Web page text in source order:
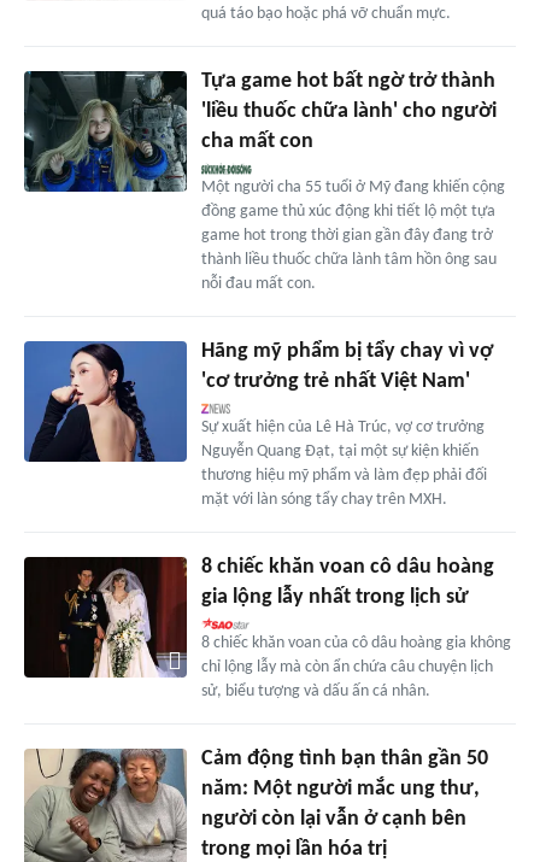
quá táo bạo hoặc phá vỡ chuẩn mực.
Tựa game hot bất ngờ trở thành
'liều thuốc chữa lành' cho người
cha mất con
Một người cha 55 tuổi ở Mỹ đang khiến cộng
đồng game thủ xúc động khi tiết lộ một tựa
game hot trong thời gian gần đây đang trở
thành liều thuốc chữa lành tâm hồn ông sau
nỗi đau mất con.
Hãng mỹ phẩm bị tẩy chay vì vợ
'cơ trưởng trẻ nhất Việt Nam'
Sự xuất hiện của Lê Hà Trúc, vợ cơ trưởng
Nguyễn Quang Đạt, tại một sự kiện khiến
thương hiệu mỹ phẩm và làm đẹp phải đối
mặt với làn sóng tẩy chay trên MXH.
8 chiếc khăn voan cô dâu hoàng
gia lộng lẫy nhất trong lịch sử
8 chiếc khăn voan của cô dâu hoàng gia không
chỉ lộng lẫy mà còn ẩn chứa câu chuyện lịch
sử, biểu tượng và dấu ấn cá nhân.
Cảm động tình bạn thân gần 50
năm: Một người mắc ung thư,
người còn lại vẫn ở cạnh bên
trong mọi lần hóa trị